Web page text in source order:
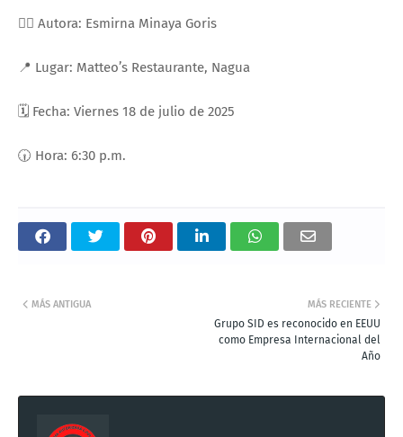
✍🏽 Autora: Esmirna Minaya Goris
📍 Lugar: Matteo’s Restaurante, Nagua
🗓 Fecha: Viernes 18 de julio de 2025
🕡 Hora: 6:30 p.m.
MÁS RECIENTE
Grupo SID es reconocido en EEUU
como Empresa Internacional del
Año
MÁS ANTIGUA